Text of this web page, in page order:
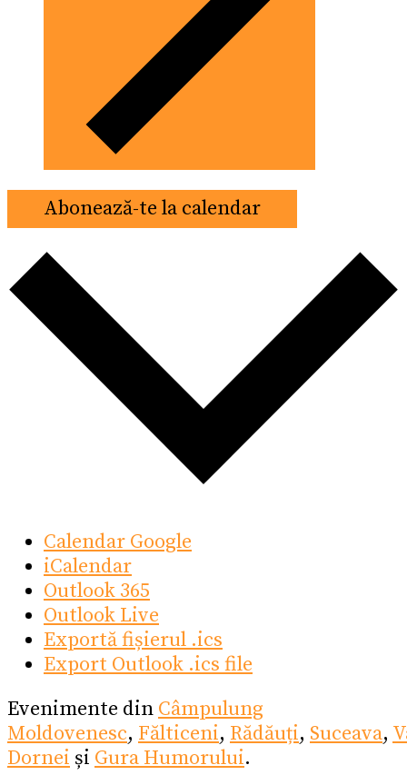
Abonează-te la calendar
Calendar Google
iCalendar
Outlook 365
Outlook Live
Exportă fișierul .ics
Export Outlook .ics file
Evenimente din Câmpulung
Moldovenesc, Fălticeni, Rădăuți, Suceava,
Dornei și Gura Humorului.